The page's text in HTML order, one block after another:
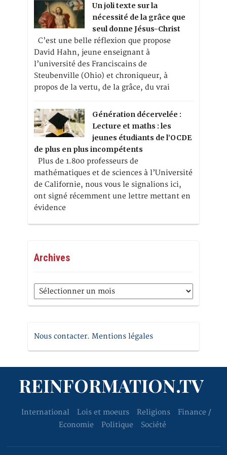
Un joli texte sur la
nécessité de la grâce que
seul donne Jésus-Christ
C’est une belle réflexion que propose
David Hahn, jeune enseignant à
l’université des Franciscains de
Steubenville (Ohio) et chroniqueur, à
propos de la vertu, de la grâce, du vrai
Génération décervelée :
Lecture et maths : les
jeunes étudiants de l’OCDE
de plus en plus incompétents
Plus de 1.800 professeurs de
mathématiques et de sciences à l’Université
de Californie, nous vous le signalions ici,
ont signé récemment une lettre mettant en
évidence
Archives
Archives
Nous contacter. Mentions légales
REINFORMATION.TV
International Lois et moeurs Religions
Finance /
Economie
Politique Société